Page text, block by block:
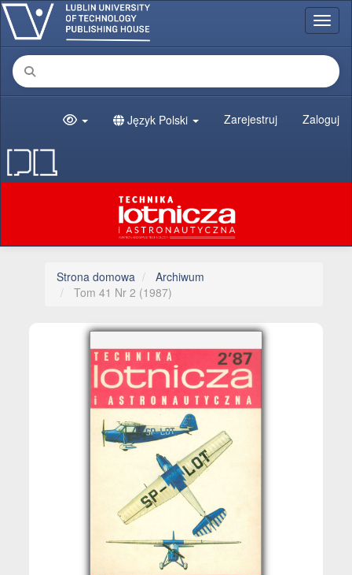
##plugins.themes.bootstrap3.accessible_menu.main_navigation##
##plugins.themes.bootstrap3.accessible_menu.main_content##
##plugins.themes.bootstrap3.accessible_menu.sidebar##
Język Polski Zarejestruj Zaloguj
Strona domowa
Archiwum
Tom 41 Nr 2 (1987)